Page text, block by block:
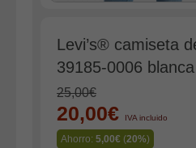
Chaquetas
Complementos
Cinturones
Bufandas y pañuelos
Calcetines
Levi’s® camiseta
39185-0006 blanca
25,00€
20,00€ IVA incluido
Ahorro: 5,00€ (20%)